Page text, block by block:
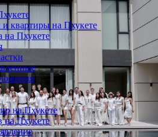
квартиры на Пхукете
Пхукете
на Пхукете
на Пхукете